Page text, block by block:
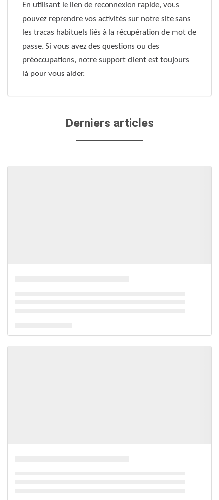
En utilisant le lien de reconnexion rapide, vous
pouvez reprendre vos activités sur notre site sans
les tracas habituels liés à la récupération de mot de
passe. Si vous avez des questions ou des
préoccupations, notre support client est toujours
là pour vous aider.
Derniers articles